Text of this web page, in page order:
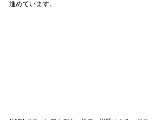
進めています。